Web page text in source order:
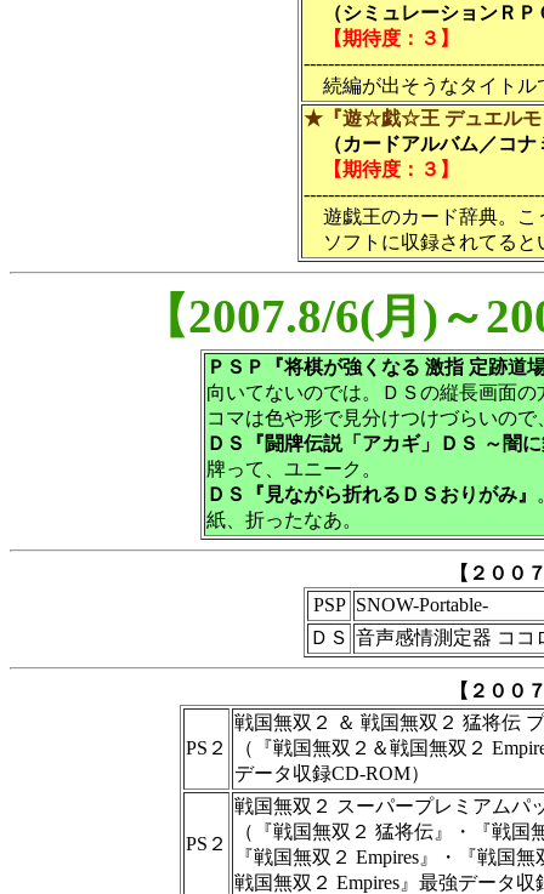
（シミュレーションＲＰ
【期待度：３】
続編が出そうなタイト
★『遊☆戯☆王 デュエルモ
（カードアルバム／コナ
【期待度：３】
遊戯王のカード辞典。
ソフトに収録されてると
【2007.8/6(月)～
ＰＳＰ『将棋が強くなる 激指 定跡道
向いてないのでは。ＤＳの縦長画面
コマは色や形で見分けつけづらいの
ＤＳ『闘牌伝説「アカギ」ＤＳ ～闇
牌って、ユニーク。
ＤＳ『見ながら折れるＤＳおりがみ』
紙、折ったなあ。
【２００
PSP SNOW-Portable-
ＤＳ 音声感情測定器 ココ
【２００
PS２
戦国無双２ ＆ 戦国無双２ 猛将伝
（『戦国無双２＆戦国無双２
データ収録CD-ROM）
PS２
戦国無双２ スーパープレミアムパ
（『戦国無双２ 猛将伝』・『戦国
『戦国無双２ Empires』・『戦国無
戦国無双２ Empires』最強データ収